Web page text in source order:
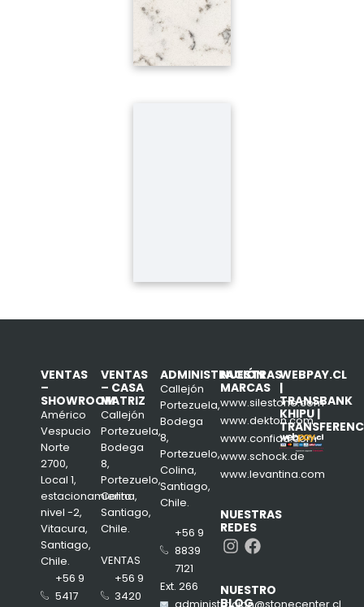
VENTAS
–
SHOWROOM
Américo
Vespucio
Norte
2700,
Local 1,
estacionamiento
nivel -2,
Vitacura,
Santiago,
Chile.
+56 9
5417
VENTAS
– CASA
MATRIZ
Callejón
Portezuela,
Bodega
8,
Portezuelo,
Colina,
Santiago,
Chile.
VENTAS
+56 9
3420
ADMINISTRACIÓN
Callejón
Portezuela,
Bodega
8,
Portezuelo,
Colina,
Santiago,
Chile.
+56 9
8839
7121
Ext. 266
administracion@stonecenter.cl
NUESTRAS
MARCAS
www.silestone.com
www.dekton.com
www.confiad.com
www.schock.de
www.levantina.com
NUESTRAS
REDES
Instagram
Facebook
NUESTRO
BLOG
WEBPAY.CL
|
TRANSBANK
KHIPU |